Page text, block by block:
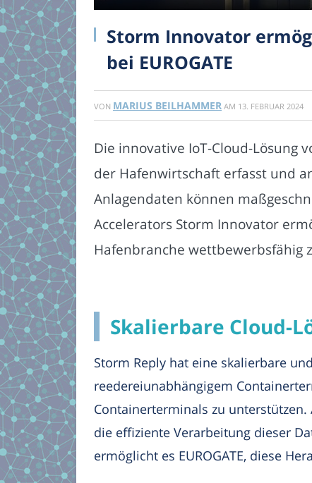
Storm Innovator
bei EUROGATE
VON MARIUS BEILHAMMER AM 13. FEBRUAR 2024
Die innovative IoT-Cloud-Lösung
der Hafenwirtschaft erfasst und
Anlagendaten können
Accelerators Storm Innovator
Hafenbranche wettbewerbsfähig
Skalierbare Cloud-
Storm Reply hat eine skalierbare
reedereiunabhängigem
Containerterminals zu
die effiziente Verarbeitung dieser
ermöglicht es EUROGATE, diese